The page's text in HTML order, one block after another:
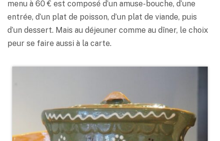
menu à 60 € est composé d’un amuse-bouche, d’une
entrée, d’un plat de poisson, d’un plat de viande, puis
d’un dessert. Mais au déjeuner comme au dîner, le choix
peur se faire aussi à la carte.